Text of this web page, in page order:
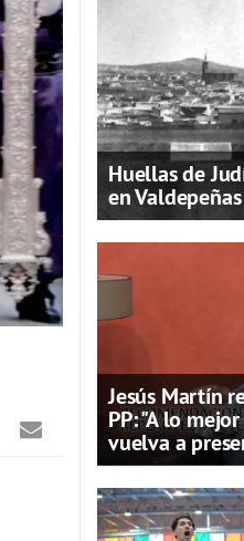
Huellas de
en Valdepeñas
Jesús Martín
PP: "A lo
vuelva a